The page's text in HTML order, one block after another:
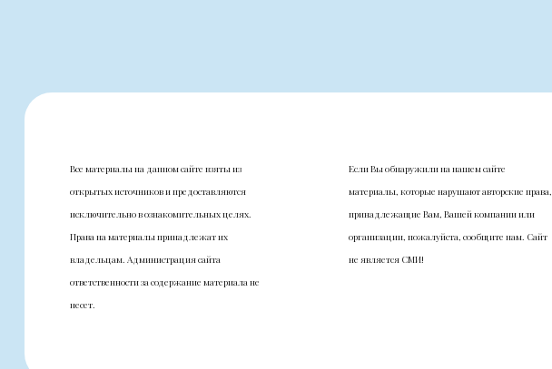
Все материалы на данном сайте взяты из
открытых источников и предоставляются
исключительно в ознакомительных целях.
Права на материалы принадлежат их
владельцам. Администрация сайта
ответственности за содержание материала не
несет.
Если Вы обнаружили на нашем сайте
материалы, которые нарушают авторские права,
принадлежащие Вам, Вашей компании или
организации, пожалуйста, сообщите нам. Сайт
не является СМИ!